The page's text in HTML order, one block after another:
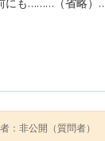
：非公開 （質問者）